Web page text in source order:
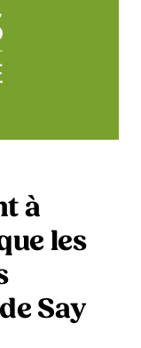
à
les
Say